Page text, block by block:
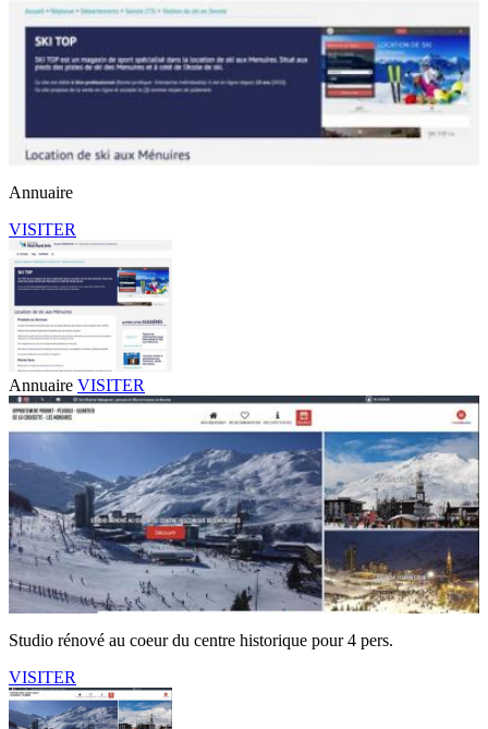
Annuaire
VISITER
Annuaire VISITER
Studio rénové au coeur du centre historique pour 4 pers.
VISITER